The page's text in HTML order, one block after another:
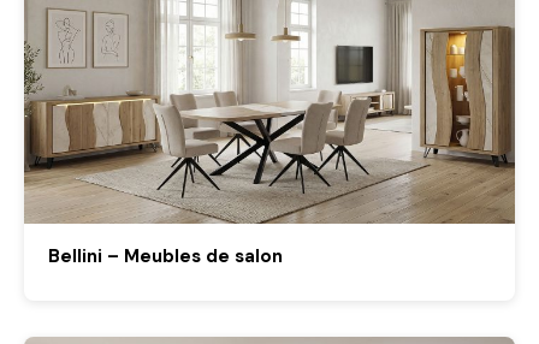
Bellini – Meubles de salon